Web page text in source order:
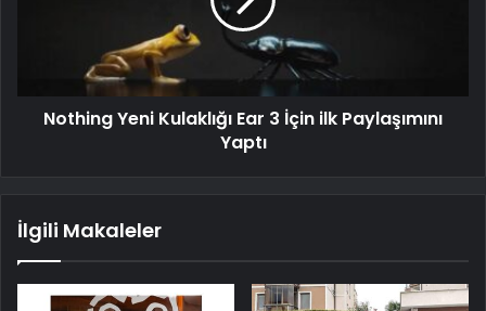
Nothing Yeni Kulaklığı Ear 3 İçin ilk Paylaşımını
Yaptı
İlgili Makaleler